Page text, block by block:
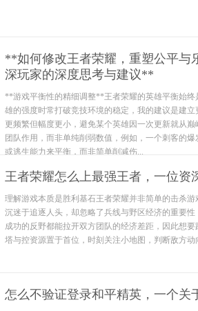
**如何修改王者荣耀，重塑公平与
深玩家的深度思考与建议**
**游戏平衡性的精细调整**王者荣耀的英雄平衡始
雄的强度时常打破竞技环境的稳定，我的建议是建
更频繁但幅度更小，避免某个英雄因一次更新就从
团队作用，而非单纯削弱数值，例如，一个刺客的
或逃生能力来平衡，而非简单削减伤...
王者荣耀怎么上最强王者，一位资
理解游戏本质是胜利基石王者荣耀并非简单的击杀
沉迷于追逐人头，却忽略了兵线与野区经济的重要
成功的反野都能拉开双方团队的经济差距，因此想
塔与控资源置于首位，时刻关注小地图，判断敌方动
怎么不验证登录和平精英，一个关